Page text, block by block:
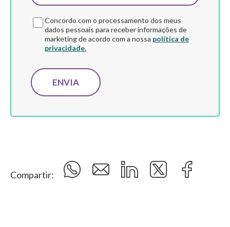
Concordo com o processamento dos meus
dados pessoais para receber informações de
marketing de acordo com a nossa política de
privacidade.
Compartir: